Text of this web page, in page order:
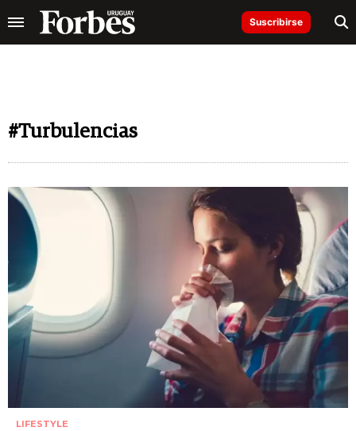
Suscribirse
#Turbulencias
LIFESTYLE